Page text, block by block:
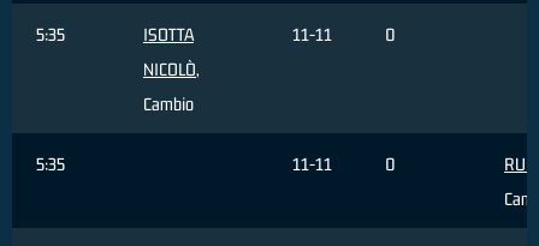
5:35
ISOTTA
NICOLÒ,
Cambio
11-11 0
5:35 11-11 0